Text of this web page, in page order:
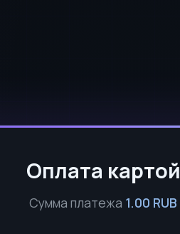
Оплата картой
Сумма платежа 1.00 RUB